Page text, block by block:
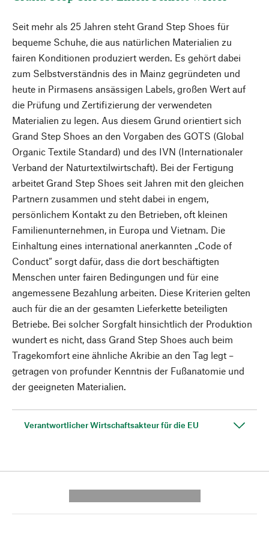
Seit mehr als 25 Jahren steht Grand Step Shoes für
bequeme Schuhe, die aus natürlichen Materialien zu
fairen Konditionen produziert werden. Es gehört dabei
zum Selbstverständnis des in Mainz gegründeten und
heute in Pirmasens ansässigen Labels, großen Wert auf
die Prüfung und Zertifizierung der verwendeten
Materialien zu legen. Aus diesem Grund orientiert sich
Grand Step Shoes an den Vorgaben des GOTS (Global
Organic Textile Standard) und des IVN (Internationaler
Verband der Naturtextilwirtschaft). Bei der Fertigung
arbeitet Grand Step Shoes seit Jahren mit den gleichen
Partnern zusammen und steht dabei in engem,
persönlichem Kontakt zu den Betrieben, oft kleinen
Familienunternehmen, in Europa und Vietnam. Die
Einhaltung eines international anerkannten „Code of
Conduct“ sorgt dafür, dass die dort beschäftigten
Menschen unter fairen Bedingungen und für eine
angemessene Bezahlung arbeiten. Diese Kriterien gelten
auch für die an der gesamten Lieferkette beteiligten
Betriebe. Bei solcher Sorgfalt hinsichtlich der Produktion
wundert es nicht, dass Grand Step Shoes auch beim
Tragekomfort eine ähnliche Akribie an den Tag legt –
getragen von profunder Kenntnis der Fußanatomie und
der geeigneten Materialien.
Verantwortlicher Wirtschaftsakteur für die EU